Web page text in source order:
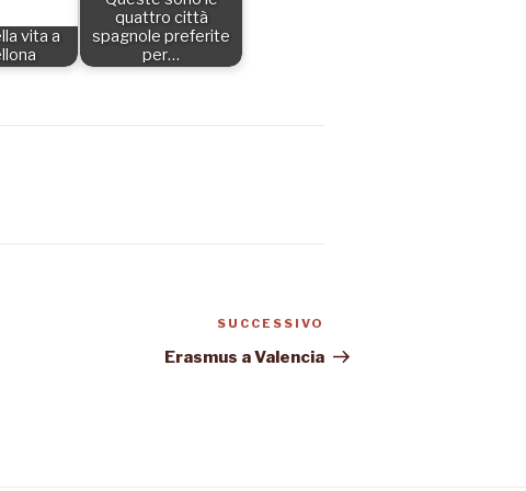
vita a
quattro città
spagnole preferite
per…
successivo
SUCCESSIVO
Erasmus a Valencia